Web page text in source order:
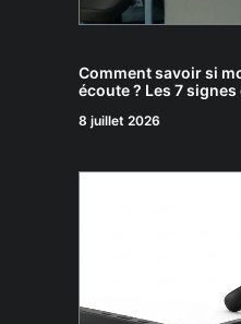
Comment savoir si
écoute ? Les 7
8 juillet 2026